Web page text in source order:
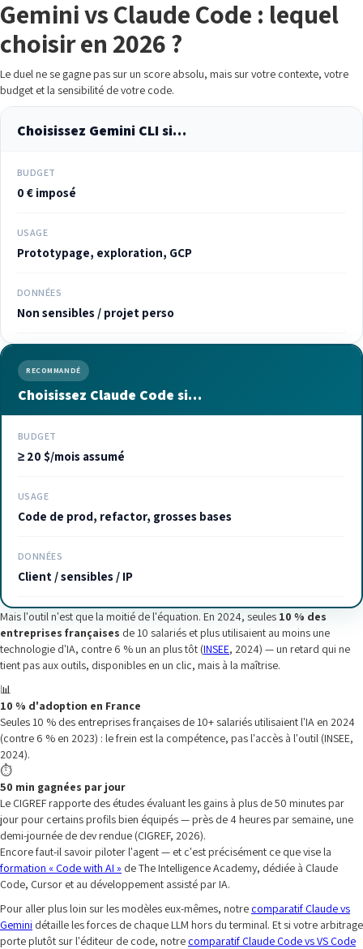
Gemini vs Claude Code : lequel
choisir en 2026 ?
Le duel ne se gagne pas sur un score absolu, mais sur votre contexte, votre
budget et la sensibilité de votre code.
Choisissez Gemini CLI si…
BUDGET
0 € imposé
USAGE
Prototypage, exploration, GCP
DONNÉES
Non sensibles / projet perso
RECOMMANDÉ
Choisissez Claude Code si…
BUDGET
≥ 20 $/mois assumé
USAGE
Code de prod, refactor, grosses bases
DONNÉES
Client / sensibles / IP
Mais l'outil n'est que la moitié de l'équation. En 2024, seules 10 % des
entreprises françaises de 10 salariés et plus utilisaient au moins une
technologie d'IA, contre 6 % un an plus tôt (INSEE, 2024) — un retard qui ne
tient pas aux outils, disponibles en un clic, mais à la maîtrise.
📊
10 % d'adoption en France
Seules 10 % des entreprises françaises de 10+ salariés utilisaient l'IA en 2024
(contre 6 % en 2023) : le frein est la compétence, pas l'accès à l'outil (INSEE,
2024).
⏱️
50 min gagnées par jour
Le CIGREF rapporte des études évaluant les gains à plus de 50 minutes par
jour pour certains profils bien équipés — près de 4 heures par semaine, une
demi-journée de dev rendue (CIGREF, 2026).
Encore faut-il savoir piloter l'agent — et c'est précisément ce que vise la
formation « Code with AI » de The Intelligence Academy, dédiée à Claude
Code, Cursor et au développement assisté par IA.
Pour aller plus loin sur les modèles eux-mêmes, notre comparatif Claude vs
Gemini détaille les forces de chaque LLM hors du terminal. Et si votre arbitrage
porte plutôt sur l'éditeur de code, notre comparatif Claude Code vs VS Code